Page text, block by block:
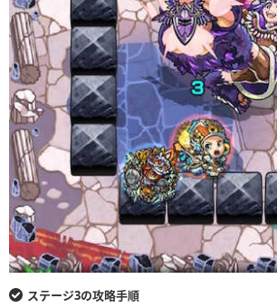
ステージ3の攻略手順